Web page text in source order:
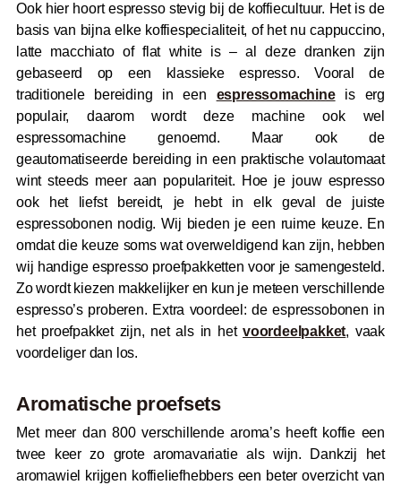
Ook hier hoort espresso stevig bij de koffiecultuur. Het is de
basis van bijna elke koffiespecialiteit, of het nu cappuccino,
latte macchiato of flat white is – al deze dranken zijn
gebaseerd op een klassieke espresso. Vooral de
traditionele bereiding in een espressomachineis erg
populair, daarom wordt deze machine ook wel
espressomachine genoemd. Maar ook de
geautomatiseerde bereiding in een praktische volautomaat
wint steeds meer aan populariteit. Hoe je jouw espresso
ook het liefst bereidt, je hebt in elk geval de juiste
espressobonen nodig. Wij bieden je een ruime keuze. En
omdat die keuze soms wat overweldigend kan zijn, hebben
wij handige espresso proefpakketten voor je samengesteld.
Zo wordt kiezen makkelijker en kun je meteen verschillende
espresso’s proberen. Extra voordeel: de espressobonen in
het proefpakket zijn, net als in hetvoordeelpakket, vaak
voordeliger dan los.
Aromatische proefsets
Met meer dan 800 verschillende aroma’s heeft koffie een
twee keer zo grote aromavariatie als wijn. Dankzij het
aromawiel krijgen koffieliefhebbers een beter overzicht van